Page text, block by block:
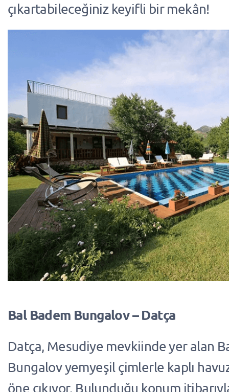
çıkartabileceğiniz keyifli bir mekân!
Bal Badem Bungalov – Datça
Datça, Mesudiye mevkiinde yer alan
Bungalov yemyeşil çimlerle kaplı
öne çıkıyor. Bulunduğu konum